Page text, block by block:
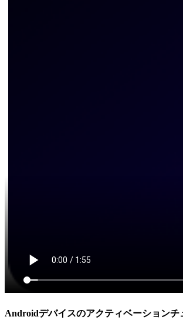
Androidデバイスのアクティベーションチ